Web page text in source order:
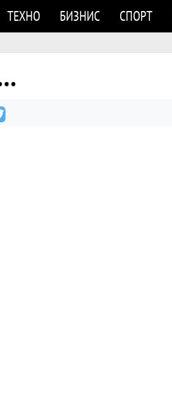
ТЕХНО БИЗНИС СПОРТ